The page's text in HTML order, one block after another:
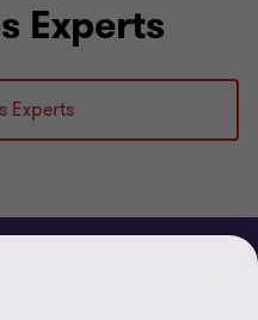
Experts
Experts